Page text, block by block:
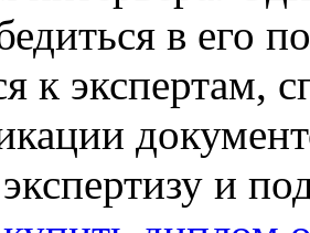
в его
к экспертам,
и